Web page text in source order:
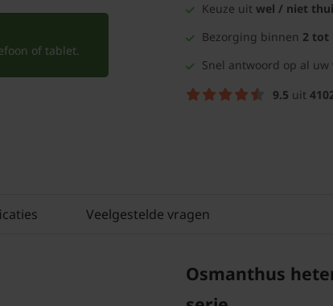
of tablet.
Keuze uit wel / niet
Bezorging binnen 2 tot
Snel antwoord op al uw
9.5 uit
Veelgestelde vragen
Osmanthus